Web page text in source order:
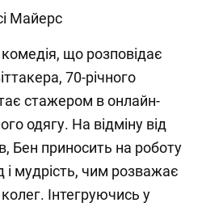
Майерс
що розповідає
70-річного
стажером в онлайн-
одягу. На відміну від
Бен приносить на роботу
і мудрість, чим розважає
Інтегруючись у